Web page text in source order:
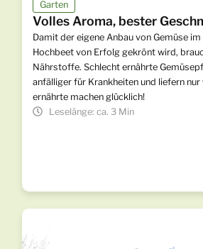
Garten
Volles Aroma, bester
Damit der eigene Anbau von Gemüse
Hochbeet von Erfolg gekrönt wird,
Nährstoffe. Schlecht ernährte
anfälliger für Krankheiten und liefern
ernährte machen glücklich!
Leselänge: ca. 3 Min